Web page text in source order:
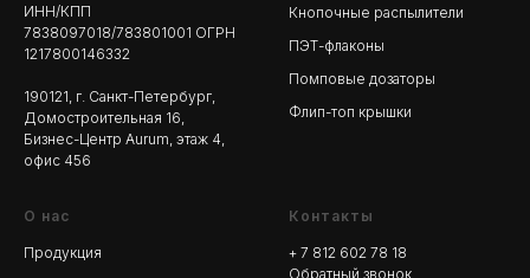
ИНН/КПП
7838097018/783801001 ОГРН
1217800146332
190121, г. Санкт-Петербург,
Домостроительная 16,
Бизнес-Центр Aurum, этаж 4,
офис 456
Кнопочные распылители
ПЭТ-флаконы
Помповые дозаторы
Флип-топ крышки
О нас
Продукция
Контакты
+ 7 812 602 78 18
Обратный звонок